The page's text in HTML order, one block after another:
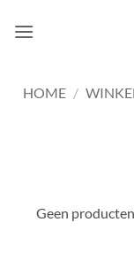
naar
HOME /
Geen